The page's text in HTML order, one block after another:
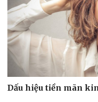
Dấu hiệu tiền mãn